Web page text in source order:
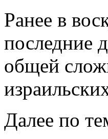
Ранее в
последние
общей
Далее по